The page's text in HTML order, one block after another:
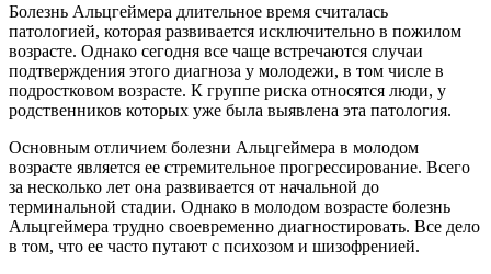
Болезнь Альцгеймера длительное время считалась
патологией, которая развивается исключительно в пожилом
возрасте. Однако сегодня все чаще встречаются случаи
подтверждения этого диагноза у молодежи, в том числе в
подростковом возрасте. К группе риска относятся люди, у
родственников которых уже была выявлена эта патология.
Основным отличием болезни Альцгеймера в молодом
возрасте является ее стремительное прогрессирование. Всего
за несколько лет она развивается от начальной до
терминальной стадии. Однако в молодом возрасте болезнь
Альцгеймера трудно своевременно диагностировать. Все дело
в том, что ее часто путают с психозом и шизофренией.